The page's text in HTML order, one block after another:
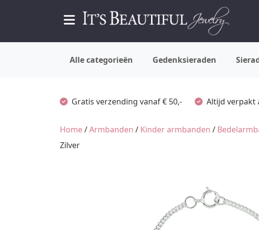
Alle categorieën Gedenksieraden
Gratis verzending vanaf € 50,- Altijd verpakt
Home/Armbanden / Kinder armbanden /
Zilver